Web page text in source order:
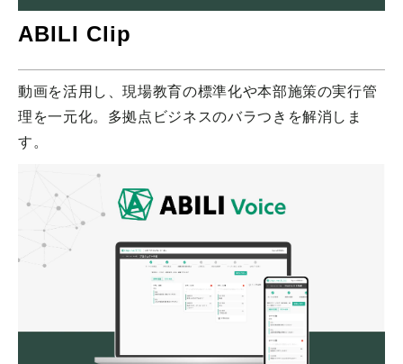
ABILI Clip
動画を活用し、現場教育の標準化や本部施策の実行管
理を一元化。多拠点ビジネスのバラつきを解消しま
す。